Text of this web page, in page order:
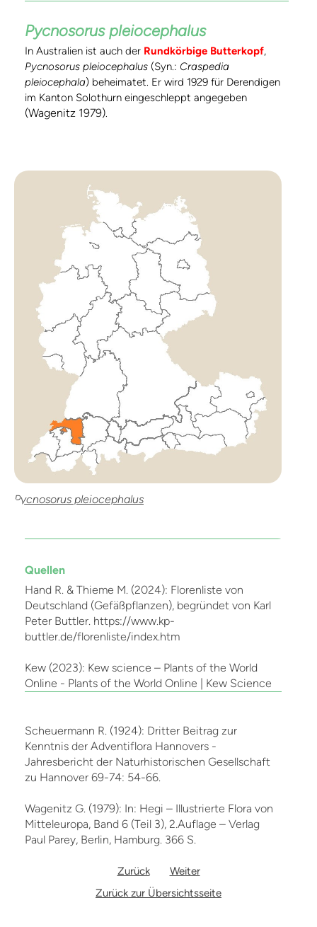
Pycnosorus pleiocephalus
In Australien ist auch der Rundkörbige Butterkopf,
Pycnosorus pleiocephalus (Syn.: Craspedia
pleiocephala) beheimatet. Er wird 1929 für Derendigen
im Kanton Solothurn eingeschleppt angegeben
(Wagenitz 1979).
Pycnosorus pleiocephalus
Quellen
Hand R. & Thieme M. (2024): Florenliste von
Deutschland (Gefäßpflanzen), begründet von Karl
Peter Buttler. https://www.kp-
buttler.de/florenliste/index.htm
Kew (2023): Kew science – Plants of the World
Online - Plants of the World Online | Kew Science
Scheuermann R. (1924): Dritter Beitrag zur
Kenntnis der Adventiflora Hannovers -
Jahresbericht der Naturhistorischen Gesellschaft
zu Hannover 69-74: 54-66.
Wagenitz G. (1979): In: Hegi – Illustrierte Flora von
Mitteleuropa, Band 6 (Teil 3), 2.Auflage – Verlag
Paul Parey, Berlin, Hamburg. 366 S.
Zurück
Weiter
Zurück zur Übersichtsseite